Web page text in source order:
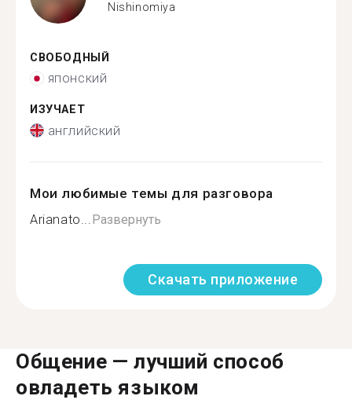
Nishinomiya
СВОБОДНЫЙ
японский
ИЗУЧАЕТ
английский
Мои любимые темы для разговора
Arianato... Развернуть
Скачать приложение
Общение — лучший способ
овладеть языком